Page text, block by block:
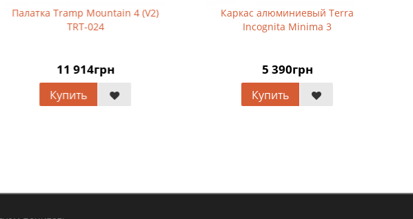
Tramp Mountain 4 (V2)
11 914грн
Каркас алюминиевый Terra
Incognita Minima 3
5 390грн